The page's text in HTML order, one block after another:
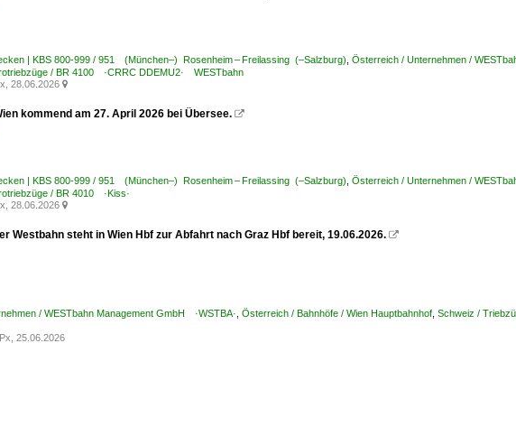
| KBS 800-999 / 951 (München–) Rosenheim – Freilassing (–Salzburg) Österreich / Unternehmen /
/ BR 4100 ·CRRC DDEMU2· WESTbahn
28.06.2026 
kommend am 27. April 2026 bei Übersee. 
| KBS 800-999 / 951 (München–) Rosenheim – Freilassing (–Salzburg) Österreich / Unternehmen /
/ BR 4010 ·Kiss·
28.06.2026 
Westbahn steht in Wien Hbf zur Abfahrt nach Graz Hbf bereit, 19.06.2026. 
/ WESTbahn Management GmbH ·WSTBA· Österreich / Bahnhöfe / Wien Hauptbahnhof Schweiz /
25.06.2026